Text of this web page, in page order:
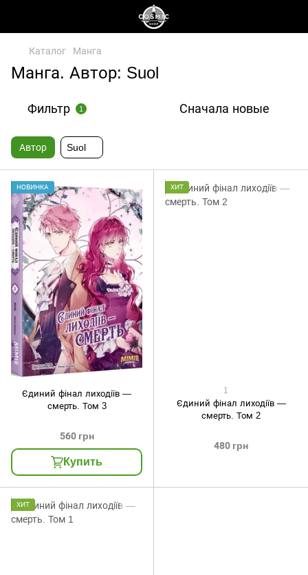
Каталог Манга
Манга. Автор: Suol
Фильтр 1 Сначала новые
Автор Suol
НОВИНКА
Єдиний фінал лиходіїв —
смерть. Том 3
560 грн
Купить
ХИТ
1
Єдиний фінал лиходіїв —
смерть. Том 2
480 грн
ХИТ